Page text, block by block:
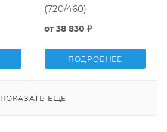
(720/460)
от38 830 ₽
ПОДРОБНЕЕ
ПОКАЗАТЬ ЕЩЕ